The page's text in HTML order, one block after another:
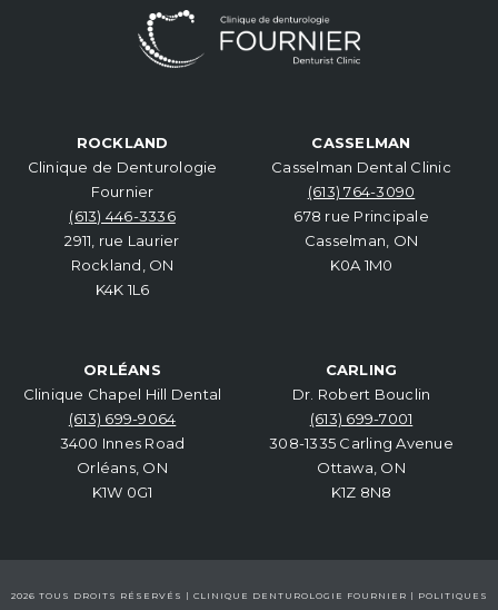
ROCKLAND
Clinique de Denturologie
Fournier
(613) 446-3336
2911, rue Laurier
Rockland, ON
K4K 1L6
CASSELMAN
Casselman Dental Clinic
(613) 764-3090
678 rue Principale
Casselman, ON
K0A 1M0
ORLÉANS
Clinique Chapel Hill Dental
(613) 699-9064
3400 Innes Road
Orléans, ON
K1W 0G1
CARLING
Dr. Robert Bouclin
(613) 699-7001
308-1335 Carling Avenue
Ottawa, ON
K1Z 8N8
2026 TOUS DROITS RÉSERVÉS | CLINIQUE DENTUROLOGIE FOURNIER | POLITIQUES